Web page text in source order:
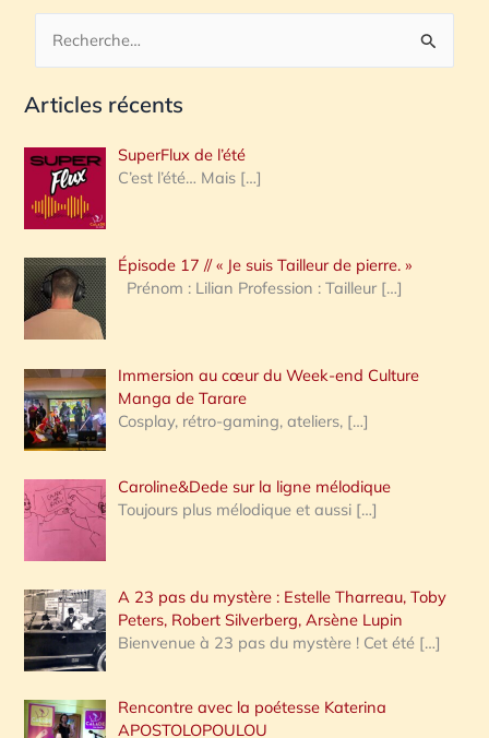
c
e
r
c
h
e
:
Articles récents
SuperFlux de l’été
C’est l’été… Mais […]
Épisode 17 // « Je suis Tailleur de pierre. »
Prénom : Lilian Profession : Tailleur […]
Immersion au cœur du Week-end Culture
Manga de Tarare
Cosplay, rétro-gaming, ateliers, […]
Caroline&Dede sur la ligne mélodique
Toujours plus mélodique et aussi […]
A 23 pas du mystère : Estelle Tharreau, Toby
Peters, Robert Silverberg, Arsène Lupin
Bienvenue à 23 pas du mystère ! Cet été […]
Rencontre avec la poétesse Katerina
APOSTOLOPOULOU